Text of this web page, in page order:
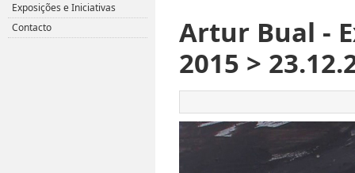
Artur Bual -
2015 >
Exposições e Iniciativas
Contacto